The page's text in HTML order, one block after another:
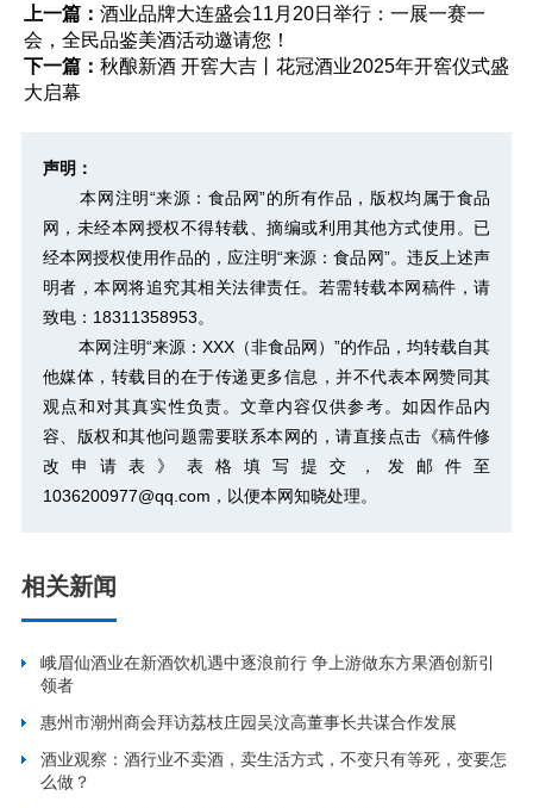
上一篇： 酒业品牌大连盛会11月20日举行：一展一赛一
会，全民品鉴美酒活动邀请您！
下一篇： 秋酿新酒 开窖大吉丨花冠酒业2025年开窖仪式盛
大启幕
声明：
本网注明“来源：食品网”的所有作品，版权均属于食品
网，未经本网授权不得转载、摘编或利用其他方式使用。已
经本网授权使用作品的，应注明“来源：食品网”。违反上述声
明者，本网将追究其相关法律责任。若需转载本网稿件，请
致电：18311358953。
本网注明“来源：XXX（非食品网）”的作品，均转载自其
他媒体，转载目的在于传递更多信息，并不代表本网赞同其
观点和对其真实性负责。文章内容仅供参考。如因作品内
容、版权和其他问题需要联系本网的，请直接点击 《稿件修
改申请表》 表格填写提交，发邮件至
1036200977@qq.com，以便本网知晓处理。
相关新闻
峨眉仙酒业在新酒饮机遇中逐浪前行 争上游做东方果酒创新引
领者
惠州市潮州商会拜访荔枝庄园吴汶高董事长共谋合作发展
酒业观察：酒行业不卖酒，卖生活方式，不变只有等死，变要怎
么做？